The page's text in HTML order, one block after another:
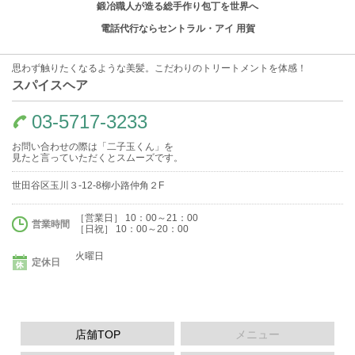
鍛冶職人が造る総手作り包丁を世界へ
電話代行ならセントラル・アイ 用賀
思わず触りたくなるような美髪。こだわりのトリートメントを体感！
スパイスヘア
03-5717-3233
お問い合わせの際は「二子玉くん」を
見たと言っていただくとスムーズです。
世田谷区玉川３-12-8柳小路仲角２F
営業時間
［営業日］ 10：00～21：00
［日祝］ 10：00～20：00
定休日
火曜日
店舗TOP メニュー